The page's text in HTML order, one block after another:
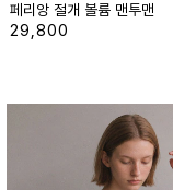
페리앙 절개 볼륨 맨투맨
29,800